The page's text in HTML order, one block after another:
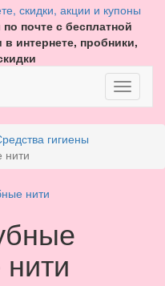
почте с бесплатной
интернете, пробники,
гигиены
нити